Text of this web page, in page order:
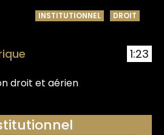
1:23
droit et aérien
INSTITUTIONNEL DROIT